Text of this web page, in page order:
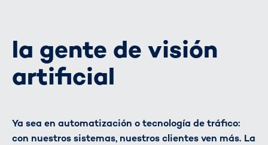
la gente de visión
artificial
Ya sea en automatización o tecnología de tráfico:
con nuestros sistemas, nuestros clientes ven más. La